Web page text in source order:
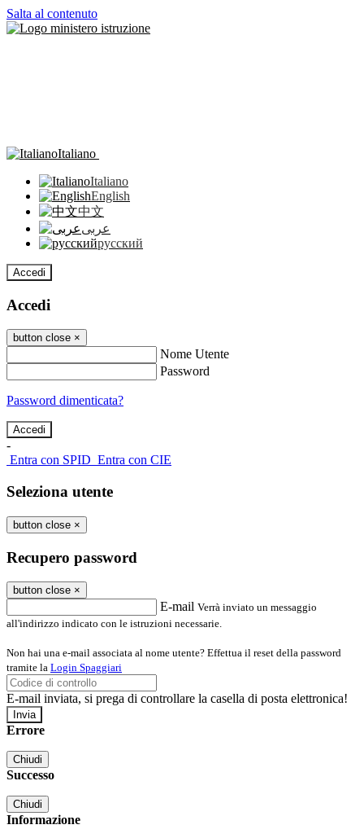
Salta al contenuto
Italiano
Italiano
English
中文
عربى
русский
Accedi
Accedi
button close ×
Nome Utente
Password
Password dimenticata?
-
Entra con SPID Entra con CIE
Seleziona utente
button close ×
Recupero password
button close ×
E-mail Verrà inviato un messaggio
all'indirizzo indicato con le istruzioni necessarie.
Non hai una e-mail associata al nome utente? Effettua il reset della password
tramite la Login Spaggiari
E-mail inviata, si prega di controllare la casella di posta elettronica!
Errore
Chiudi
Successo
Chiudi
Informazione